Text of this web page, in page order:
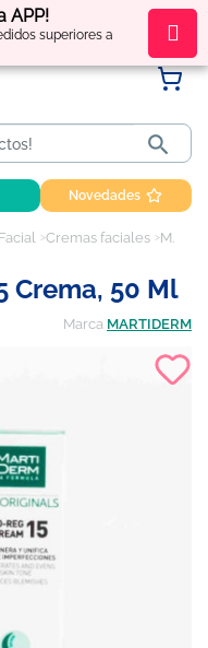
APP!
superiores a
por tus compras

Novedades
Cremas faciales Martiderm Pro-Reg 15 Crema, 50 ml
Crema, 50 Ml
Marca MARTIDERM